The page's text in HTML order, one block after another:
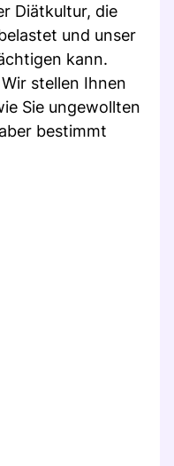
Diätkultur, die
und unser
kann.
stellen Ihnen
Sie ungewollten
bestimmt